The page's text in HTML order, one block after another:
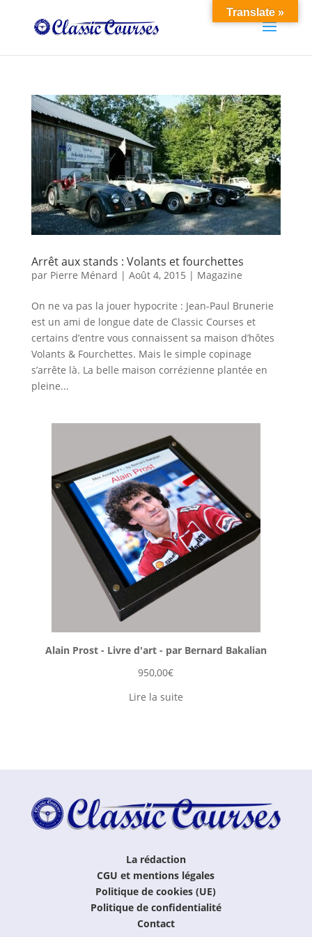
Arrêt aux stands : Volants et fourchettes
par Pierre Ménard | Août 4, 2015 | Magazine
On ne va pas la jouer hypocrite : Jean-Paul Brunerie
est un ami de longue date de Classic Courses et
certains d’entre vous connaissent sa maison d’hôtes
Volants & Fourchettes. Mais le simple copinage
s’arrête là. La belle maison corrézienne plantée en
pleine...
Alain Prost - Livre d'art - par Bernard Bakalian
950,00€
Lire la suite
La rédaction
CGU et mentions légales
Politique de cookies (UE)
Politique de confidentialité
Contact
Translate »